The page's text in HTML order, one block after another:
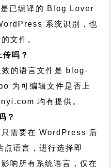
已编译的 Blog Lover
系统识别，也
文件。
吗？
的语言文件是 blog-
为可编辑文件是否上
均有提供。
？
只需要在 WordPress 后
语言，进行选择即
响所有系统语言，仅在